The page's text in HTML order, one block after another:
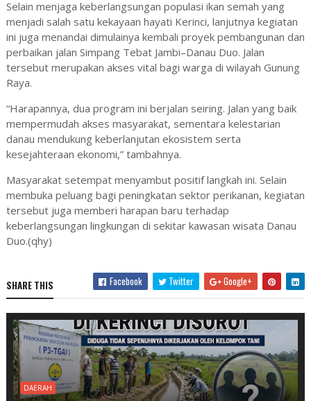
Selain menjaga keberlangsungan populasi ikan semah yang
menjadi salah satu kekayaan hayati Kerinci, lanjutnya kegiatan
ini juga menandai dimulainya kembali proyek pembangunan dan
perbaikan jalan Simpang Tebat Jambi–Danau Duo. Jalan
tersebut merupakan akses vital bagi warga di wilayah Gunung
Raya.
“Harapannya, dua program ini berjalan seiring. Jalan yang baik
mempermudah akses masyarakat, sementara kelestarian
danau mendukung keberlanjutan ekosistem serta
kesejahteraan ekonomi,” tambahnya.
Masyarakat setempat menyambut positif langkah ini. Selain
membuka peluang bagi peningkatan sektor perikanan, kegiatan
tersebut juga memberi harapan baru terhadap
keberlangsungan lingkungan di sekitar kawasan wisata Danau
Duo.(qhy)
SHARE THIS Facebook Twitter Google+
DAERAH